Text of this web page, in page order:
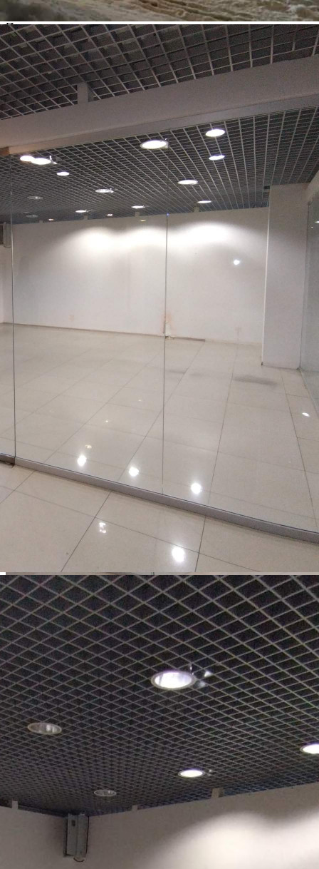
Предлагается
Аренда
Желаемый / подходящий вид деятельности
Не указано
Назначение
Не указано
Размер площади (м2)
35.9
Цена за помещение
43 080 руб.
Цена за 1 кв. м
1 200 руб.
О помещении